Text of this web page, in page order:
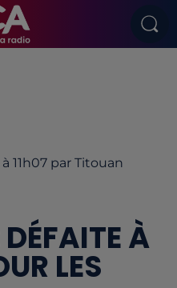
11h07 par Titouan
À
LES